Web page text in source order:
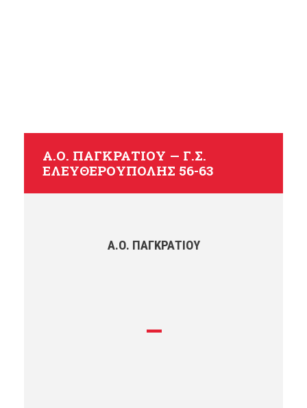
Α.Ο. ΠΑΓΚΡΑΤΊΟΥ — Γ.Σ.
ΕΛΕΥΘΕΡΟΎΠΟΛΗΣ 56-63
Α.Ο. ΠΑΓΚΡΑΤΊΟΥ
—